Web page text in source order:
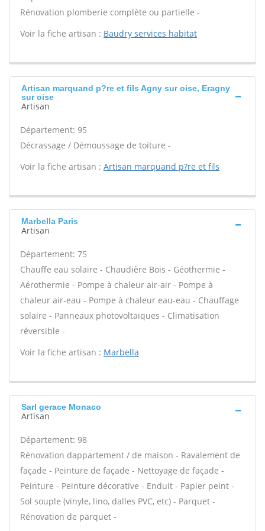
Rénovation plomberie complète ou partielle -
Voir la fiche artisan : Baudry services habitat
Artisan marquand p?re et fils Agny sur oise, Eragny
sur oise
Artisan
Département: 95
Décrassage / Démoussage de toiture -
Voir la fiche artisan : Artisan marquand p?re et fils
Marbella Paris
Artisan
Département: 75
Chauffe eau solaire - Chaudière Bois - Géothermie -
Aérothermie - Pompe à chaleur air-air - Pompe à
chaleur air-eau - Pompe à chaleur eau-eau - Chauffage
solaire - Panneaux photovoltaïques - Climatisation
réversible -
Voir la fiche artisan : Marbella
Sarl gerace Monaco
Artisan
Département: 98
Rénovation dappartement / de maison - Ravalement de
façade - Peinture de façade - Nettoyage de façade -
Peinture - Peinture décorative - Enduit - Papier peint -
Sol souple (vinyle, lino, dalles PVC, etc) - Parquet -
Rénovation de parquet -